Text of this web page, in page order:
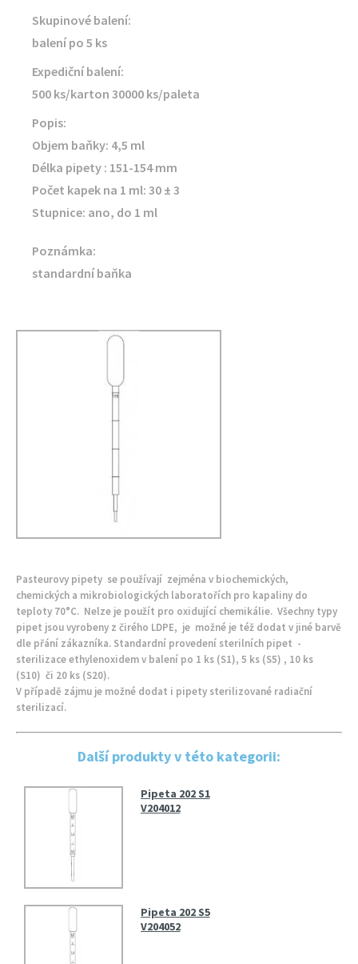
Skupinové balení:
balení po 5 ks
Expediční balení:
500 ks/karton 30000 ks/paleta
Popis:
Objem baňky: 4,5 ml
Délka pipety : 151-154 mm
Počet kapek na 1 ml: 30 ± 3
Stupnice: ano, do 1 ml
Poznámka:
standardní baňka
Pasteurovy pipety se používají zejména v biochemických,
chemických a mikrobiologických laboratořích pro kapaliny do
teploty 70°C. Nelze je použít pro oxidující chemikálie. Všechny typy
pipet jsou vyrobeny z čirého LDPE, je možné je též dodat v jiné barvě
dle přání zákazníka. Standardní provedení sterilních pipet -
sterilizace ethylenoxidem v balení po 1 ks (S1), 5 ks (S5) , 10 ks
(S10) či 20 ks (S20).
V případě zájmu je možné dodat i pipety sterilizované radiační
sterilizací.
Další produkty v této kategorii:
Pipeta 202 S1
V204012
Pipeta 202 S5
V204052